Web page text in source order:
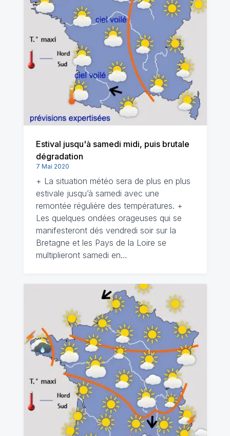
Estival jusqu'à samedi midi, puis brutale
dégradation
7 Mai 2020
+ La situation météo sera de plus en plus
estivale jusqu’à samedi avec une
remontée régulière des températures. +
Les quelques ondées orageuses qui se
manifesteront dés vendredi soir sur la
Bretagne et les Pays de la Loire se
multiplieront samedi en…